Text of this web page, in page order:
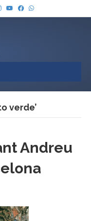
verde’
Andreu